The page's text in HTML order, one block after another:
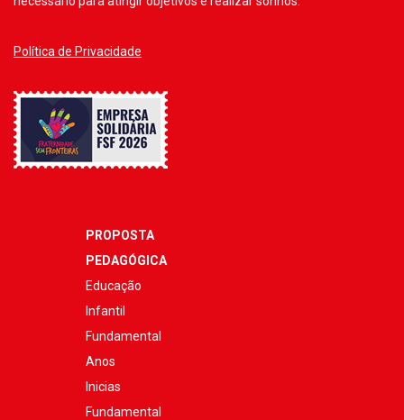
Política de Privacidade
PROPOSTA
PEDAGÓGICA
Educação
Infantil
Fundamental
Anos
Inicias
Fundamental